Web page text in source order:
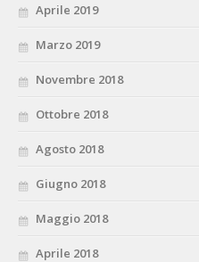
Aprile 2019
Marzo 2019
Novembre 2018
Ottobre 2018
Agosto 2018
Giugno 2018
Maggio 2018
Aprile 2018